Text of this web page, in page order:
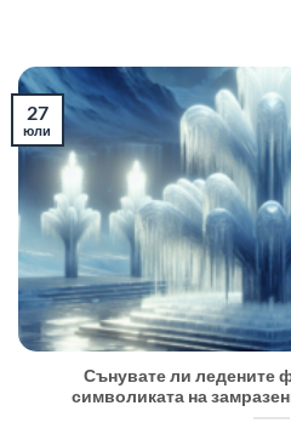
Сънувате ли ледените
символиката на
27
юли